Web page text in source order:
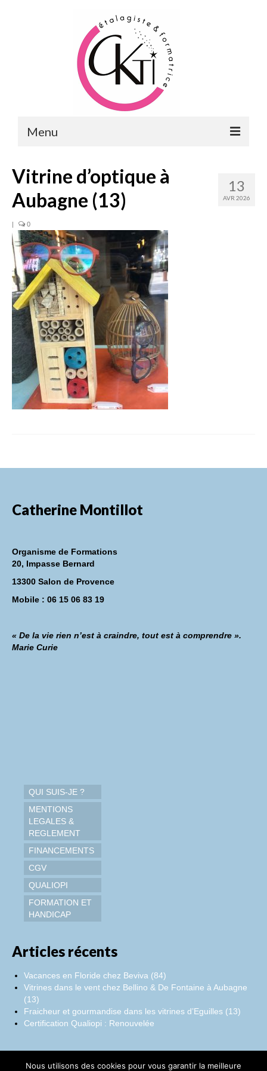
Menu
FORMATIONS DU POINT DE VENTE
MERCHANDISING & VITRINES
FORMATIONS RH
FORMATIONS DE FORMATEURS
CONSEILS & PRESTATIONS
REALISATIONS
CONTACT
13
AVR 2026
Vitrine d’optique à
Aubagne (13)
| 0
Catherine Montillot
Organisme de Formations
20, Impasse Bernard
13300 Salon de Provence
Mobile : 06 15 06 83 19
« De la vie rien n’est à craindre, tout est à comprendre ».
Marie Curie
QUI SUIS-JE ?
MENTIONS
LEGALES &
REGLEMENT
FINANCEMENTS
CGV
QUALIOPI
FORMATION ET
HANDICAP
Articles récents
Vacances en Floride chez Beviva (84)
Vitrines dans le vent chez Bellino & De Fontaine à Aubagne
(13)
Fraicheur et gourmandise dans les vitrines d’Eguilles (13)
Certification Qualiopi : Renouvelée
Nous utilisons des cookies pour vous garantir la meilleure